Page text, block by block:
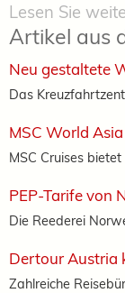
Lesen Sie
Artikel aus
Neu gestaltete
Das
MSC World
MSC Cruises bietet
PEP-Tarife von
Die Reederei
Dertour Austria
Zahlreiche